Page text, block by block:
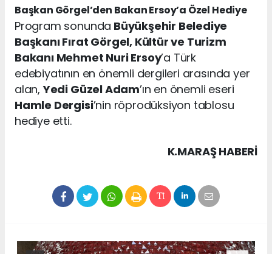
Başkan Görgel’den Bakan Ersoy’a Özel Hediye
Program sonunda Büyükşehir Belediye
Başkanı Fırat Görgel, Kültür ve Turizm
Bakanı Mehmet Nuri Ersoy’a Türk
edebiyatının en önemli dergileri arasında yer
alan,Yedi Güzel Adam’ın en önemli eseri
Hamle Dergisi’nin röprodüksiyon tablosu
hediye etti.
K.MARAŞ HABERİ